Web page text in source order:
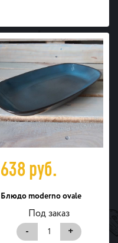
638руб.
Блюдо moderno ovale
Под заказ
-
+